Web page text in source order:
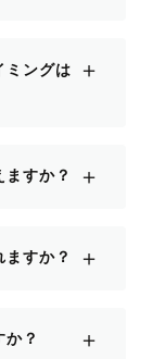
ミングは
＋
すか？ ＋
すか？ ＋
？ ＋